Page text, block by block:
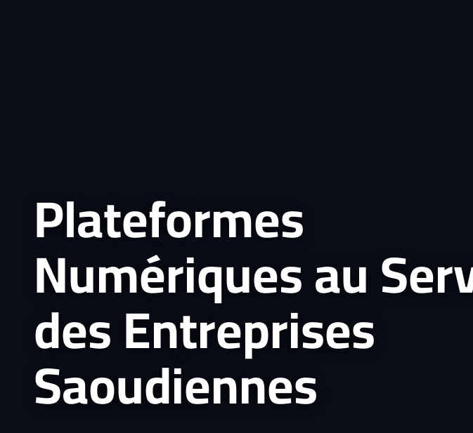
Plateformes
Numériques au
des Entreprises
Saoudiennes